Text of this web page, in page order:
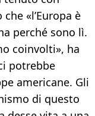
«l’Europa è
perché sono lì.
coinvolti», ha
potrebbe
americane. Gli
di questo